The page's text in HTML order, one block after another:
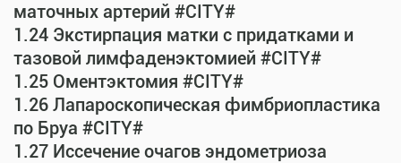
маточных артерий #CITY#
1.24 Экстирпация матки с придатками и
тазовой лимфаденэктомией #CITY#
1.25 Оментэктомия #CITY#
1.26 Лапароскопическая фимбриопластика
по Бруа #CITY#
1.27 Иссечение очагов эндометриоза